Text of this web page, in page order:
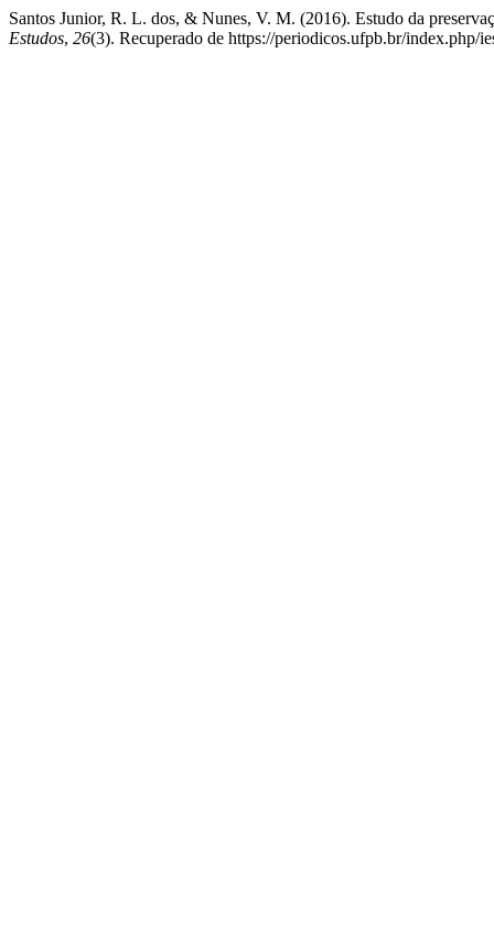
Santos Junior, R. L. dos, & Nunes, V. M. (2016). Estudo da
Estudos, 26(3). Recuperado de https://periodicos.ufpb.br/index.php/